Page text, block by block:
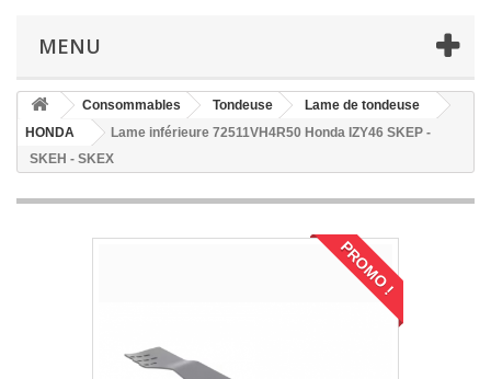
MENU
Consommables Tondeuse
Lame de tondeuse
HONDA
Lame inférieure 72511VH4R50 Honda IZY46 SKEP -
SKEH - SKEX
PROMO !